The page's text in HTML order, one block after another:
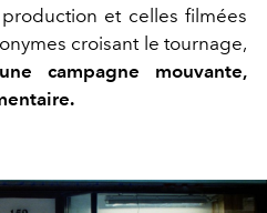
et celles filmées
croisant le tournage,
campagne mouvante,